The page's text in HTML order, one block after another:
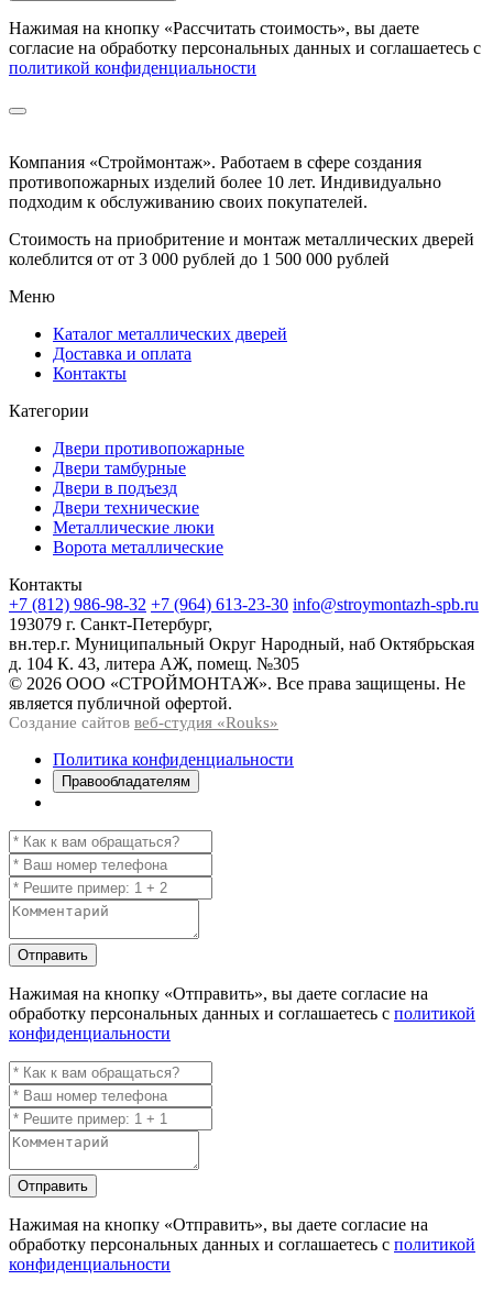
Нажимая на кнопку «Рассчитать стоимость», вы даете
согласие на обработку персональных данных и соглашаетесь с
политикой конфиденциальности
Компания «Строймонтаж». Работаем в сфере создания
противопожарных изделий более 10 лет. Индивидуально
подходим к обслуживанию своих покупателей.
Стоимость на приобритение и монтаж металлических дверей
колеблится от от 3 000 рублей до 1 500 000 рублей
Меню
Каталог металлических дверей
Доставка и оплата
Контакты
Категории
Двери противопожарные
Двери тамбурные
Двери в подъезд
Двери технические
Металлические люки
Ворота металлические
Контакты
+7 (812) 986-98-32 +7 (964) 613-23-30 info@stroymontazh-spb.ru
193079 г. Санкт-Петербург,
вн.тер.г. Муниципальный Округ Народный, наб Октябрьская
д. 104 К. 43, литера АЖ, помещ. №305
© 2026 ООО «СТРОЙМОНТАЖ». Все права защищены. Не
является публичной офертой.
Создание сайтов веб-студия «Rouks»
Политика конфиденциальности
Правообладателям
Отправить
Нажимая на кнопку «Отправить», вы даете согласие на
обработку персональных данных и соглашаетесь с политикой
конфиденциальности
Отправить
Нажимая на кнопку «Отправить», вы даете согласие на
обработку персональных данных и соглашаетесь с политикой
конфиденциальности